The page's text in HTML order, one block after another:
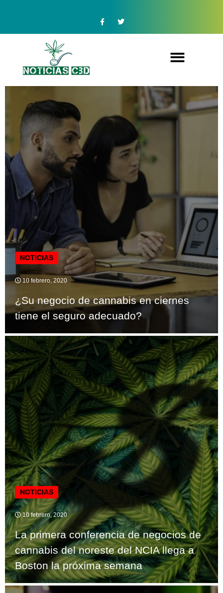
NOTICIAS
10 febrero, 2020
¿Su negocio de cannabis en ciernes
tiene el seguro adecuado?
NOTICIAS
10 febrero, 2020
La primera conferencia de negocios de
cannabis del noreste del NCIA llega a
Boston la próxima semana